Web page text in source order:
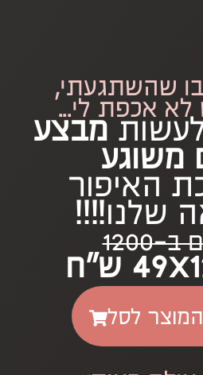
שהשתגעתי,
אכפת לי...
מבצע
משוגע
האיפור
שלנו!!!!
1200
לסל